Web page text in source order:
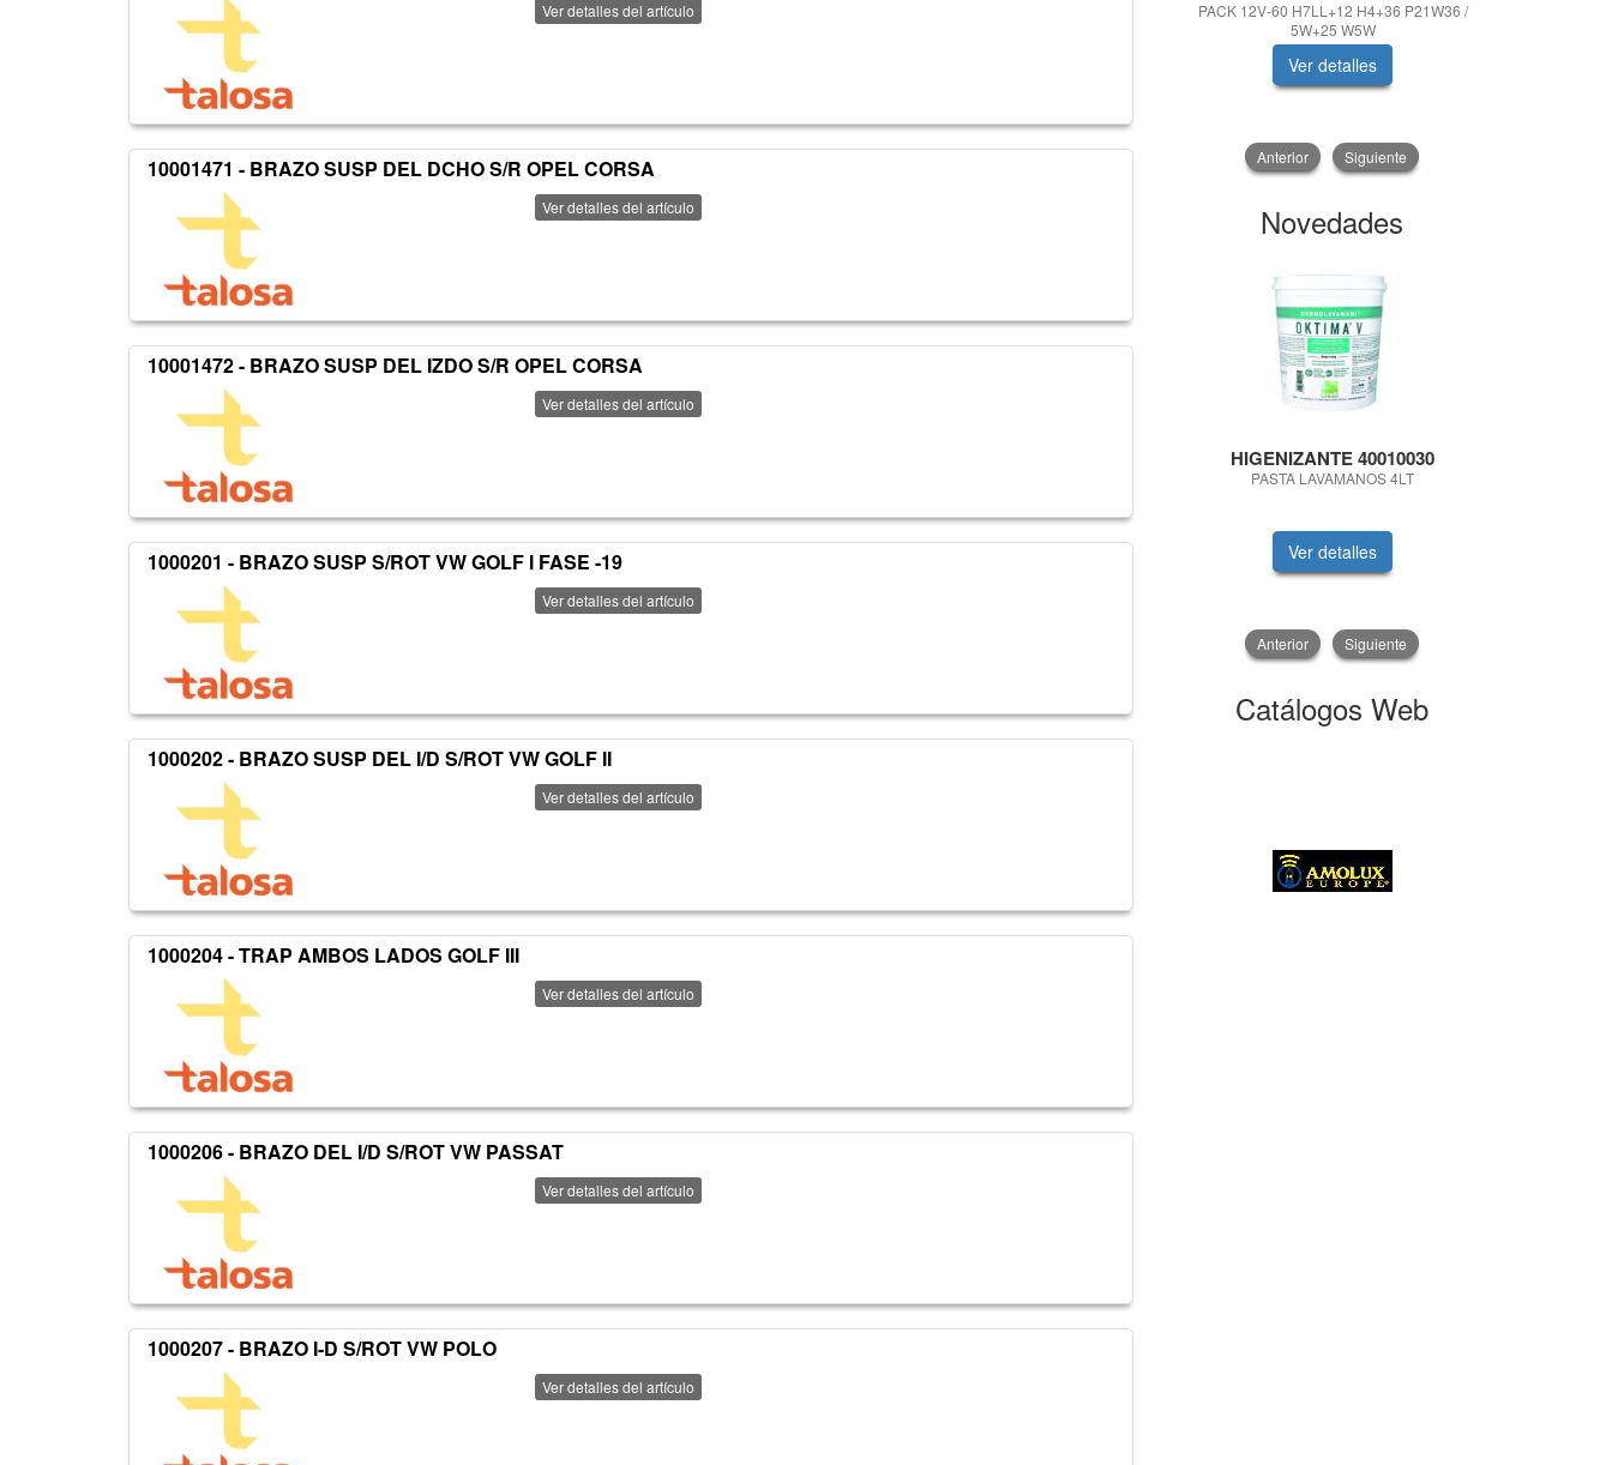
Ver detalles del artículo
10001471 - BRAZO SUSP DEL DCHO S/R OPEL CORSA
Ver detalles del artículo
10001472 - BRAZO SUSP DEL IZDO S/R OPEL CORSA
Ver detalles del artículo
1000201 - BRAZO SUSP S/ROT VW GOLF I FASE -19
Ver detalles del artículo
1000202 - BRAZO SUSP DEL I/D S/ROT VW GOLF II
Ver detalles del artículo
1000204 - TRAP AMBOS LADOS GOLF III
Ver detalles del artículo
1000206 - BRAZO DEL I/D S/ROT VW PASSAT
Ver detalles del artículo
1000207 - BRAZO I-D S/ROT VW POLO
Ver detalles del artículo
PACK 12V-60 H7LL+12 H4+36 P21W36 /
5W+25 W5W
Ver detalles
Anterior Siguiente
Novedades
HIGENIZANTE 40010030
PASTA LAVAMANOS 4LT
Ver detalles
Anterior Siguiente
Catálogos Web